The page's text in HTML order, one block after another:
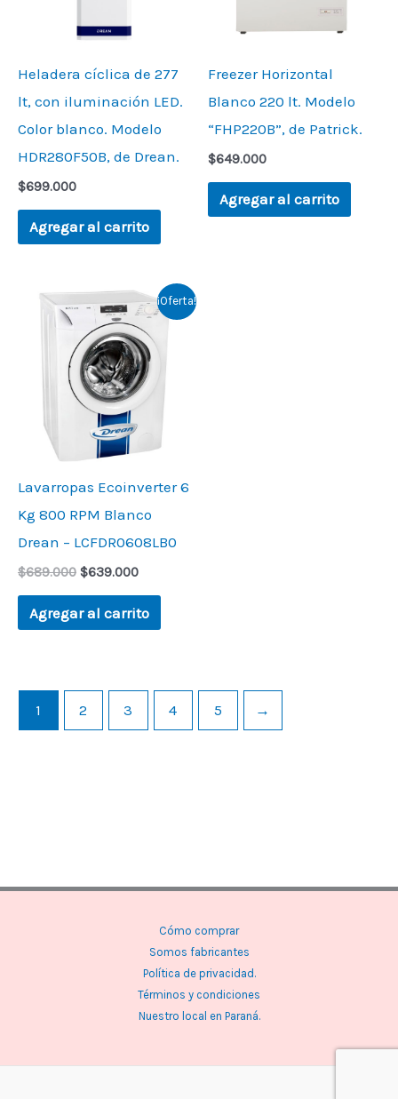
Heladera cíclica de 277
lt, con iluminación LED.
Color blanco. Modelo
HDR280F50B, de Drean.
$699.000
Agregar al carrito
Freezer Horizontal
Blanco 220 lt. Modelo
“FHP220B”, de Patrick.
$649.000
Agregar al carrito
¡Oferta!
Lavarropas Ecoinverter 6
Kg 800 RPM Blanco
Drean – LCFDR0608LB0
$689.000
Original
price
was:
$689.000.
$639.000
Current
price
is:
$639.000.
Agregar al carrito
1 2 3 4 5 →
Cómo comprar
Somos fabricantes
Política de privacidad.
Términos y condiciones
Nuestro local en Paraná.